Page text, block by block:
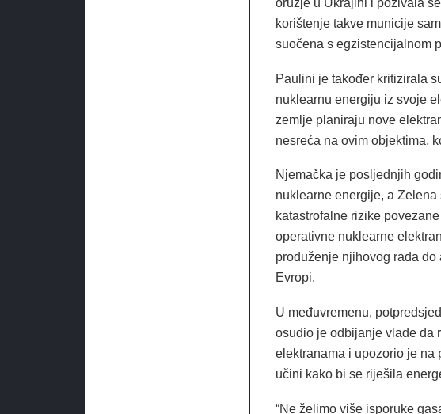
oružje u Ukrajini i pozivala
korištenje takve municije
suočena s egzistencijalnom
Paulini je također kritizirala
nuklearnu energiju iz svoje
zemlje planiraju nove
nesreća na ovim objektima,
Njemačka je posljednjih
nuklearne energije, a
katastrofalne rizike
operativne nuklearne
produženje njihovog rada
Evropi.
U međuvremenu,
osudio je odbijanje vlade da
elektranama i upozorio je na
učini kako bi se riješila
“Ne želimo više isporuke